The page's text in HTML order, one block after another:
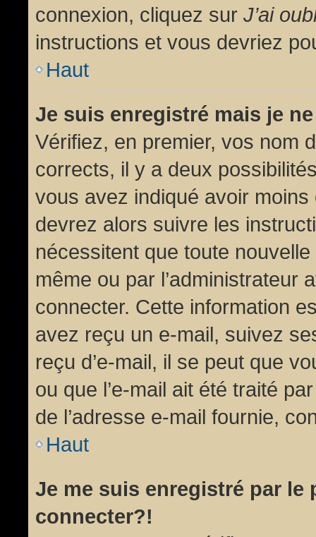
connexion, cliquez sur J’ai
instructions et vous devriez
Haut
Je suis enregistré mais je
Vérifiez, en premier, vos nom
corrects, il y a deux
vous avez indiqué avoir
devrez alors suivre les
nécessitent que toute
même ou par l’administrateur
connecter. Cette information
avez reçu un e-mail, suivez
reçu d’e-mail, il se peut que
ou que l’e-mail ait été traité
de l’adresse e-mail fournie,
Haut
Je me suis enregistré par le
connecter?!